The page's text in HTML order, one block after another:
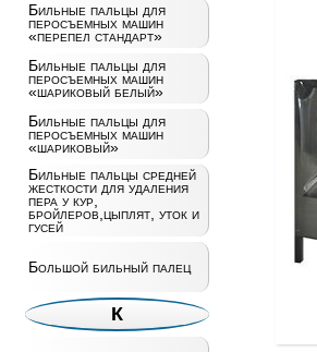
Бильные пальцы для
перосъемных машин
«перепел стандарт»
Бильные пальцы для
перосъемных машин
«шариковый белый»
Бильные пальцы для
перосъемных машин
«шариковый»
Бильные пальцы средней
жесткости для удаления
пера у кур,
бройлеров,цыплят, уток и
гусей
Большой бильный палец
К